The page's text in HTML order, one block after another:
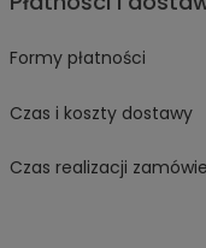
Formy płatności
Czas i koszty dostawy
Czas realizacji